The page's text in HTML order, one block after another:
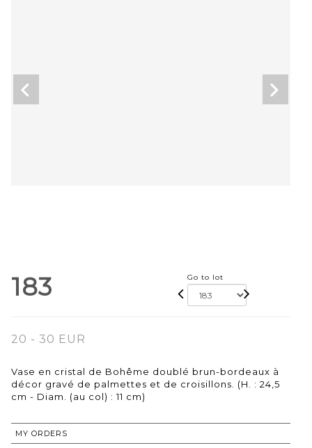
183 Go to lot
20 - 30 EUR
Vase en cristal de Bohême doublé brun-bordeaux à
décor gravé de palmettes et de croisillons. (H. : 24,5
cm - Diam. (au col) : 11 cm)
MY ORDERS